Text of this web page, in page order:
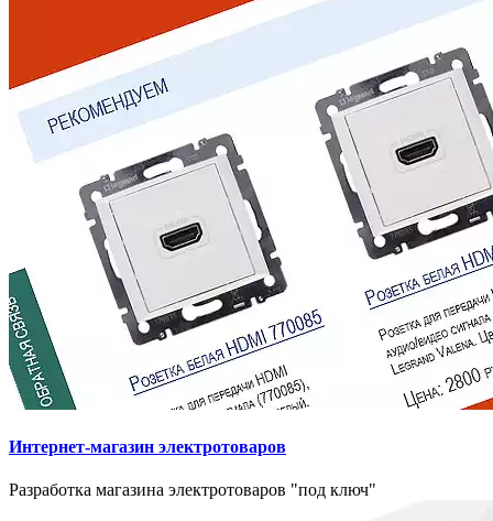
Интернет-магазин электротоваров
Разработка магазина электротоваров "под ключ"